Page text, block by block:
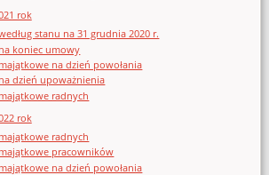
rok
stanu na 31 grudnia 2020 r.
koniec umowy
na dzień powołania
dzień upoważnienia
radnych
rok
radnych
pracowników
na dzień powołania